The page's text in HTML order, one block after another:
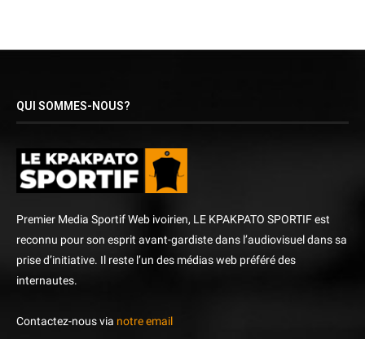
QUI SOMMES-NOUS?
Premier Media Sportif Web ivoirien, LE KPAKPATO SPORTIF est
reconnu pour son esprit avant-gardiste dans l’audiovisuel dans sa
prise d’initiative. Il reste l’un des médias web préféré des
internautes.
Contactez-nous via notre email